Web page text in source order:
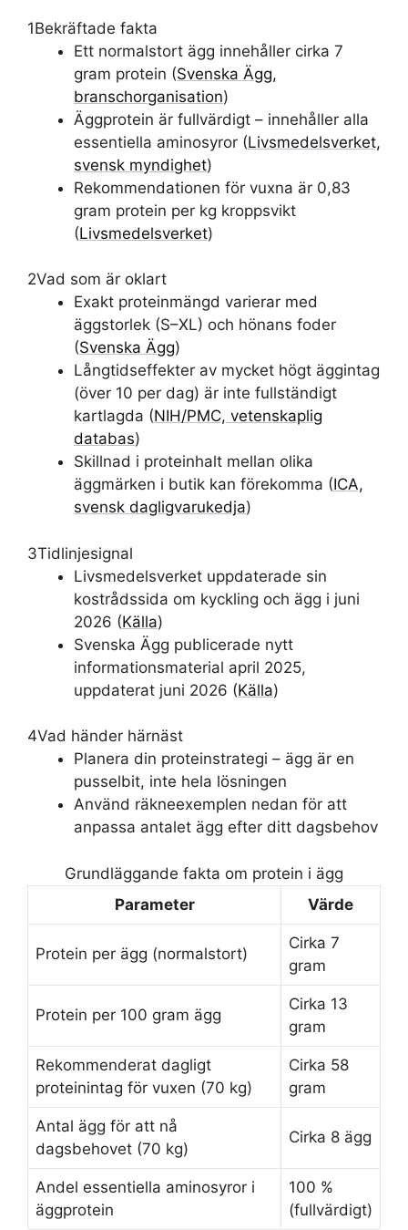
1Bekräftade fakta
Ett normalstort ägg innehåller cirka 7
gram protein (Svenska Ägg,
branschorganisation)
Äggprotein är fullvärdigt – innehåller alla
essentiella aminosyror (Livsmedelsverket,
svensk myndighet)
Rekommendationen för vuxna är 0,83
gram protein per kg kroppsvikt
(Livsmedelsverket)
2Vad som är oklart
Exakt proteinmängd varierar med
äggstorlek (S–XL) och hönans foder
(Svenska Ägg)
Långtidseffekter av mycket högt äggintag
(över 10 per dag) är inte fullständigt
kartlagda (NIH/PMC, vetenskaplig
databas)
Skillnad i proteinhalt mellan olika
äggmärken i butik kan förekomma (ICA,
svensk dagligvarukedja)
3Tidlinjesignal
Livsmedelsverket uppdaterade sin
kostrådssida om kyckling och ägg i juni
2026 (Källa)
Svenska Ägg publicerade nytt
informationsmaterial april 2025,
uppdaterat juni 2026 (Källa)
4Vad händer härnäst
Planera din proteinstrategi – ägg är en
pusselbit, inte hela lösningen
Använd räkneexemplen nedan för att
anpassa antalet ägg efter ditt dagsbehov
Grundläggande fakta om protein i ägg
Parameter
Värde
Protein per ägg (normalstort)
Cirka 7
gram
Protein per 100 gram ägg
Cirka 13
gram
Rekommenderat dagligt
proteinintag för vuxen (70 kg)
Cirka 58
gram
Antal ägg för att nå
dagsbehovet (70 kg)
Cirka 8 ägg
Andel essentiella aminosyror i
äggprotein
100 %
(fullvärdigt)